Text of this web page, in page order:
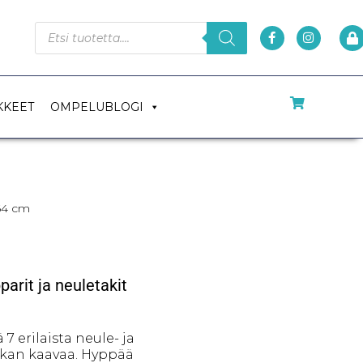
OMPELUBLOGI
cm
ja neuletakit
7 erilaista neule- ja
kaavaa. Hyppää